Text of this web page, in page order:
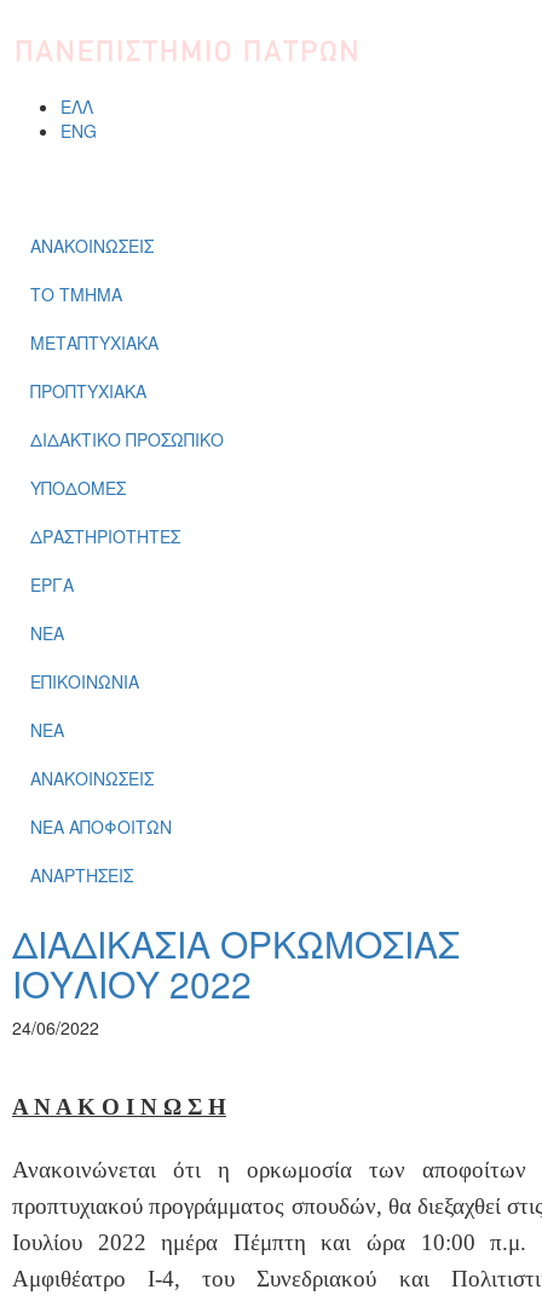
ΕΛΛ
ENG
ΑΝΑΚΟΙΝΩΣΕΙΣ
ΤΟ ΤΜΗΜΑ
ΜΕΤΑΠΤΥΧΙΑΚΑ
ΠΡΟΠΤΥΧΙΑΚΑ
ΔΙΔΑΚΤΙΚΟ ΠΡΟΣΩΠΙΚΟ
ΥΠΟΔΟΜΕΣ
ΔΡΑΣΤΗΡΙΟΤΗΤΕΣ
ΕΡΓΑ
ΝΕΑ
ΕΠΙΚΟΙΝΩΝΙΑ
ΝΕΑ
ΑΝΑΚΟΙΝΩΣΕΙΣ
ΝΕΑ ΑΠΟΦΟΙΤΩΝ
ΑΝΑΡΤΗΣΕΙΣ
ΔΙΑΔΙΚΑΣΙΑ ΟΡΚΩΜΟΣΙΑΣ
ΙΟΥΛΙΟΥ 2022
24/06/2022
Α Ν Α Κ Ο Ι Ν Ω Σ Η
Ανακοινώνεται ότι η ορκωμοσία των αποφοίτων
προπτυχιακού προγράμματος σπουδών, θα διεξαχθεί
Ιουλίου 2022 ημέρα Πέμπτη και ώρα 10:00 π.μ.
Αμφιθέατρο Ι-4, του Συνεδριακού και